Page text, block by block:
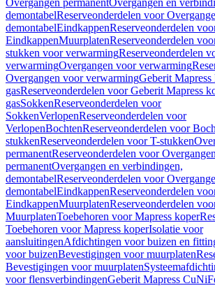
Overgangen permanentOvergangen en
demontabelReserveonderdelen voor
demontabelEindkappenReserveonderdelen
EindkappenMuurplatenReserveonderdelen
stukken voor verwarmingReserveonderdelen
verwarmingOvergangen voor verwarming
Overgangen voor verwarmingGeberit Mapress
gasReserveonderdelen voor Geberit Mapress
gasSokkenReserveonderdelen voor
SokkenVerlopenReserveonderdelen voor
VerlopenBochtenReserveonderdelen voor
stukkenReserveonderdelen voor T-stukken
permanentReserveonderdelen voor Overgangen
permanentOvergangen en verbindingen,
demontabelReserveonderdelen voor
demontabelEindkappenReserveonderdelen
EindkappenMuurplatenReserveonderdelen
MuurplatenToebehoren voor Mapress koper
Toebehoren voor Mapress koperIsolatie voor
aansluitingenAfdichtingen voor buizen en
voor buizenBevestigingen voor muurplaten
Bevestigingen voor muurplaten
voor flensverbindingenGeberit Mapress